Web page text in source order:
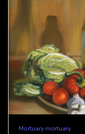
Mortuary mortuary